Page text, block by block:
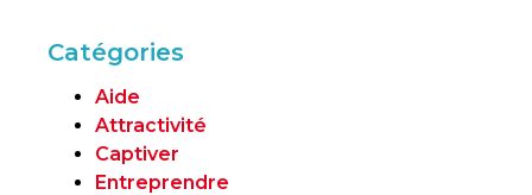
Catégories
Aide
Attractivité
Captiver
Entreprendre